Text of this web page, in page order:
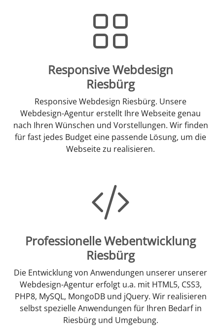
Responsive Webdesign
Riesbürg
Responsive Webdesign Riesbürg. Unsere
Webdesign-Agentur erstellt Ihre Webseite genau
nach Ihren Wünschen und Vorstellungen. Wir finden
für fast jedes Budget eine passende Lösung, um die
Webseite zu realisieren.
Professionelle Webentwicklung
Riesbürg
Die Entwicklung von Anwendungen unserer unserer
Webdesign-Agentur erfolgt u.a. mit HTML5, CSS3,
PHP8, MySQL, MongoDB und jQuery. Wir realisieren
selbst spezielle Anwendungen für Ihren Bedarf in
Riesbürg und Umgebung.